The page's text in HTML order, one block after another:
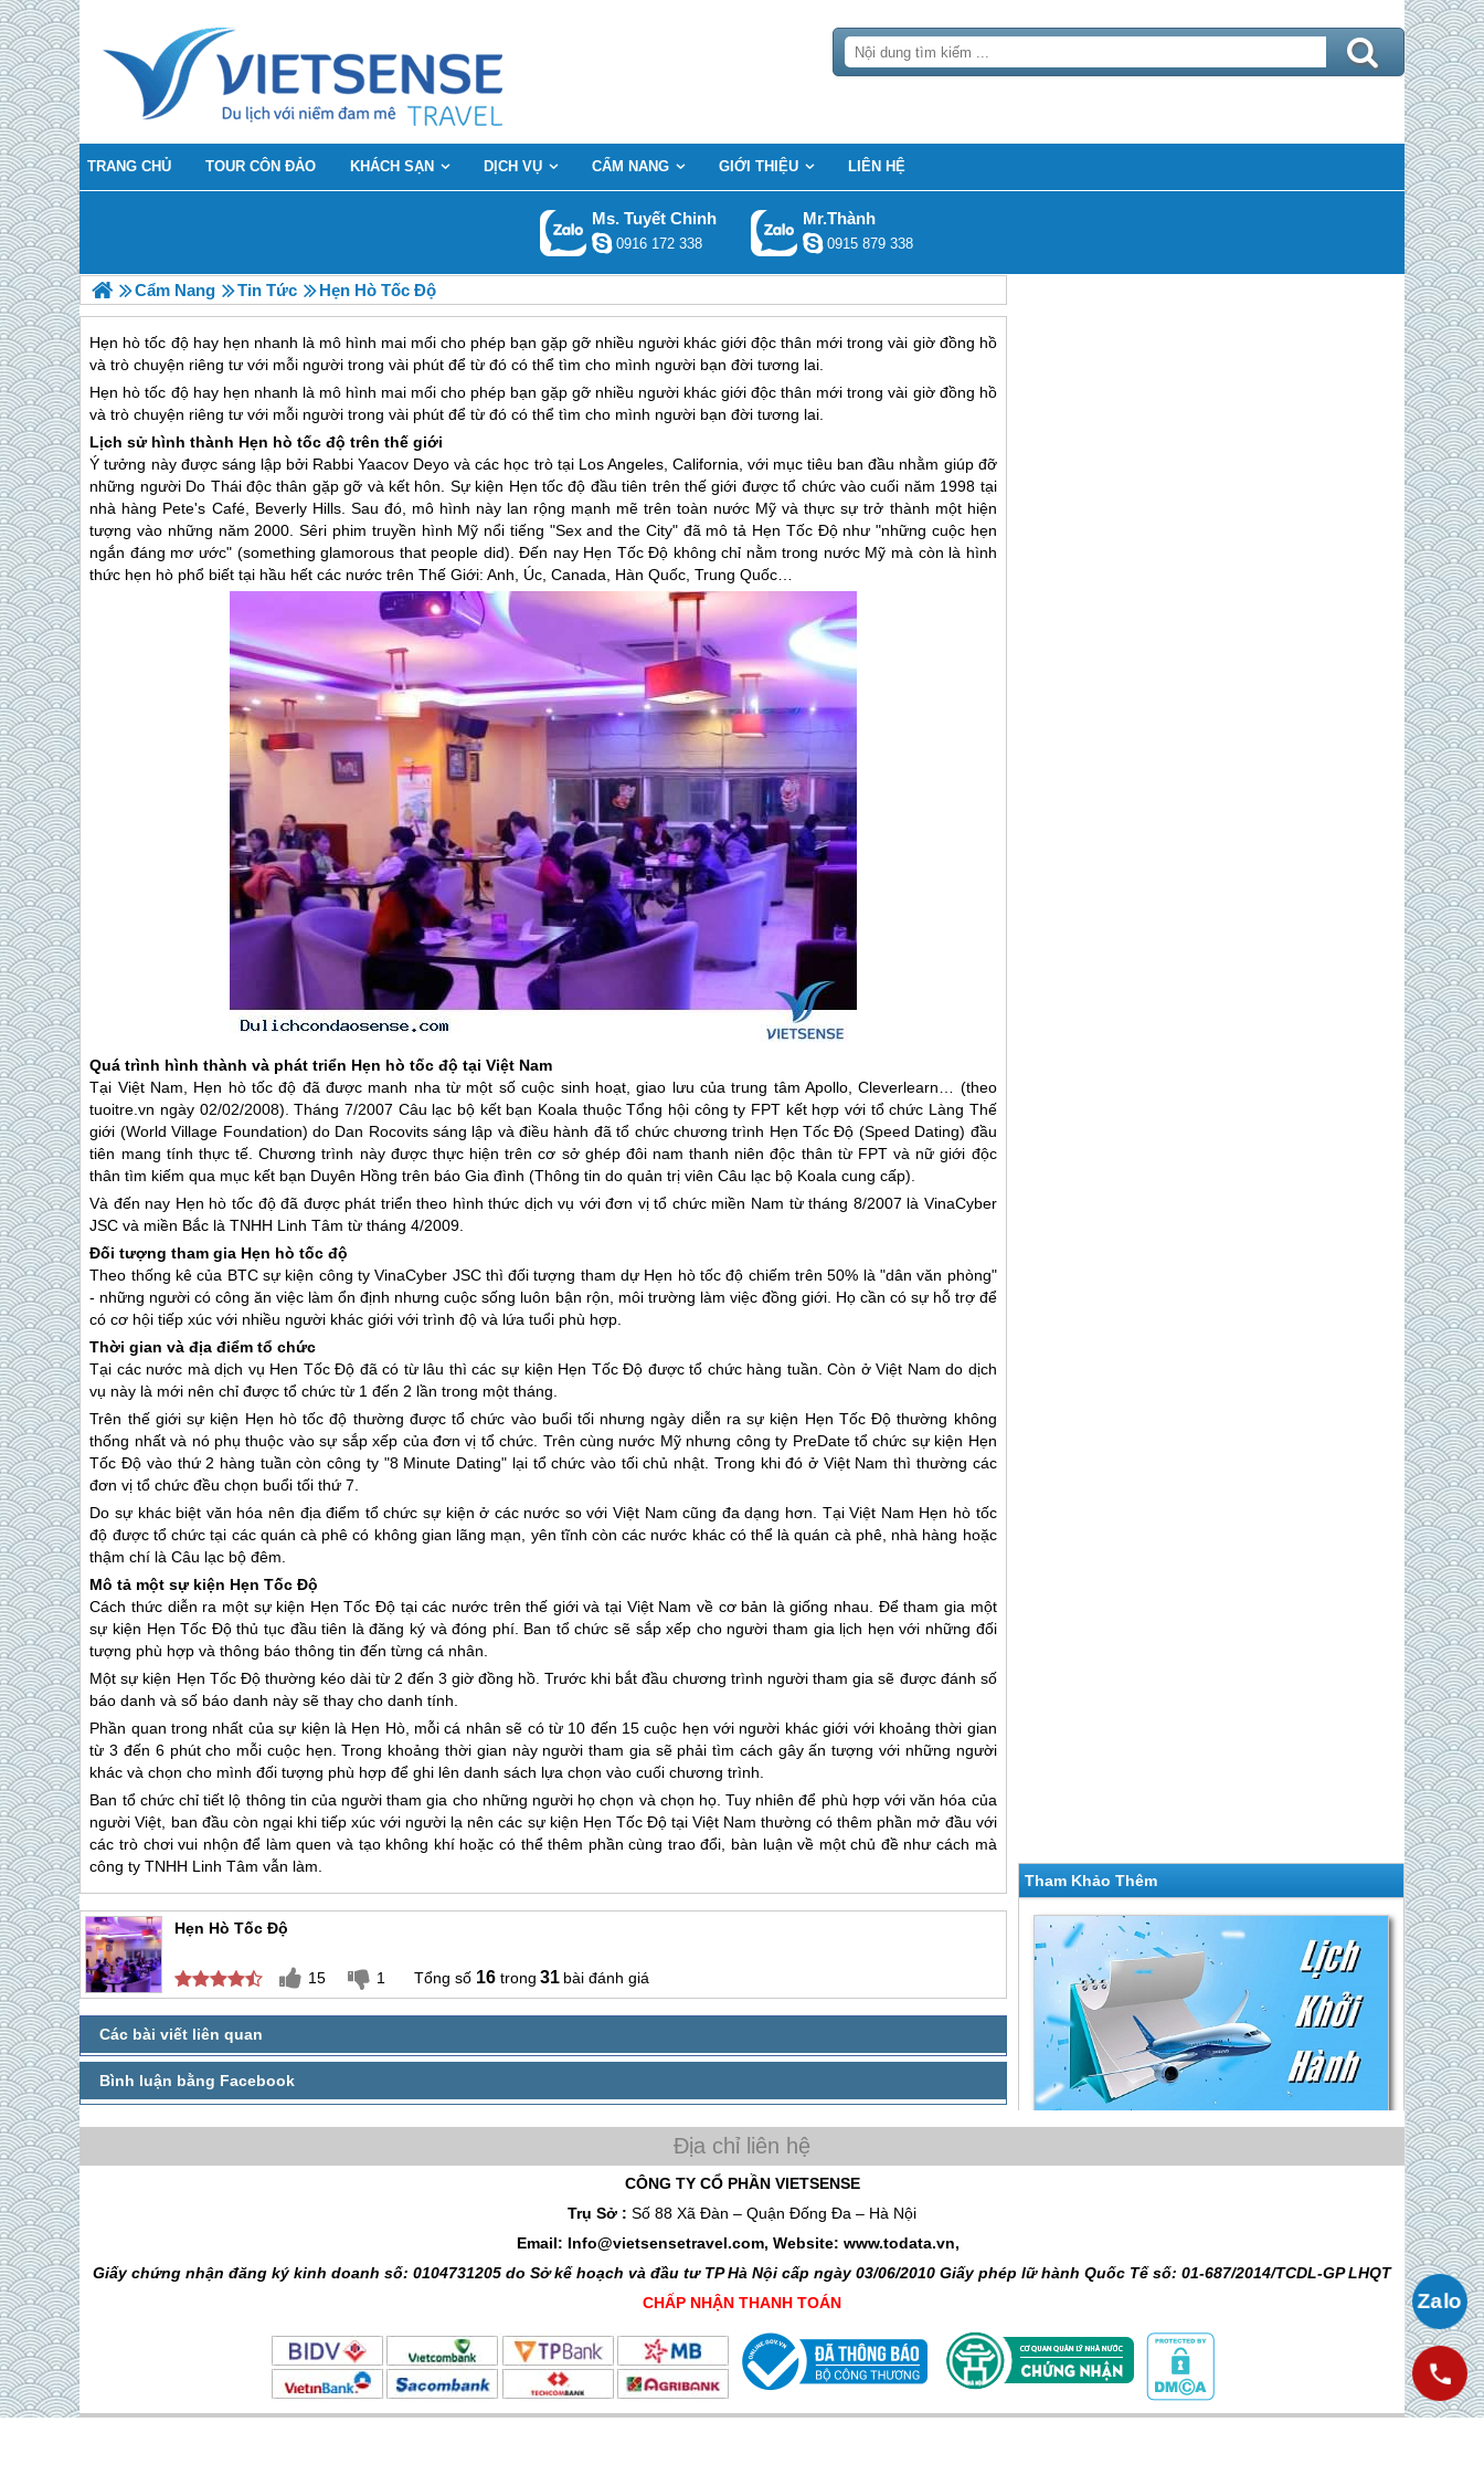
TRANG CHỦ TOUR CÔN ĐẢO KHÁCH SẠN DỊCH VỤ CẨM NANG GIỚI THIỆU LIÊN HỆ
Ms. Tuyết Chinh
0916 172 338
Mr.Thành
0915 879 338
Tham Khảo Thêm
Bảng Giá Và Lịch Khởi Hành
Yến - Miếu Cậu - Bãi Đầm Trầu | Từ
Giá 5,990,000 VNĐ
Bảo Tàng Côn Đảo - Dinh Chúa Đảo
- Nghĩa Trang Hàng Dương - Chùa
Núi Một | 2 Ngày 1 Đêm Từ Hồ Chí
Minh
Cẩm Nang Tin Tức Hẹn Hò Tốc Độ
Hẹn hò tốc độ hay hẹn nhanh là mô hình mai mối cho phép bạn gặp gỡ nhiều người khác giới độc thân mới trong vài giờ đồng hồ
và trò chuyện riêng tư với mỗi người trong vài phút để từ đó có thể tìm cho mình người bạn đời tương lai.
Hẹn hò tốc độ hay hẹn nhanh là mô hình mai mối cho phép bạn gặp gỡ nhiều người khác giới độc thân mới trong vài giờ đồng hồ
và trò chuyện riêng tư với mỗi người trong vài phút để từ đó có thể tìm cho mình người bạn đời tương lai.
Lịch sử hình thành Hẹn hò tốc độ trên thế giới
Ý tưởng này được sáng lập bởi Rabbi Yaacov Deyo và các học trò tại Los Angeles, California, với mục tiêu ban đầu nhằm giúp đỡ
những người Do Thái độc thân gặp gỡ và kết hôn. Sự kiện Hẹn tốc độ đầu tiên trên thế giới được tổ chức vào cuối năm 1998 tại
nhà hàng Pete's Café, Beverly Hills. Sau đó, mô hình này lan rộng mạnh mẽ trên toàn nước Mỹ và thực sự trở thành một hiện
tượng vào những năm 2000. Sêri phim truyền hình Mỹ nổi tiếng "Sex and the City" đã mô tả Hẹn Tốc Độ như "những cuộc hẹn
ngắn đáng mơ ước" (something glamorous that people did). Đến nay Hẹn Tốc Độ không chỉ nằm trong nước Mỹ mà còn là hình
thức hẹn hò phổ biết tại hầu hết các nước trên Thế Giới: Anh, Úc, Canada, Hàn Quốc, Trung Quốc…
Quá trình hình thành và phát triển Hẹn hò tốc độ tại Việt Nam
Tại Việt Nam, Hẹn hò tốc độ đã được manh nha từ một số cuộc sinh hoạt, giao lưu của trung tâm Apollo, Cleverlearn… (theo
tuoitre.vn ngày 02/02/2008). Tháng 7/2007 Câu lạc bộ kết bạn Koala thuộc Tổng hội công ty FPT kết hợp với tổ chức Làng Thế
giới (World Village Foundation) do Dan Rocovits sáng lập và điều hành đã tổ chức chương trình Hẹn Tốc Độ (Speed Dating) đầu
tiên mang tính thực tế. Chương trình này được thực hiện trên cơ sở ghép đôi nam thanh niên độc thân từ FPT và nữ giới độc
thân tìm kiếm qua mục kết bạn Duyên Hồng trên báo Gia đình (Thông tin do quản trị viên Câu lạc bộ Koala cung cấp).
Và đến nay Hẹn hò tốc độ đã được phát triển theo hình thức dịch vụ với đơn vị tổ chức miền Nam từ tháng 8/2007 là VinaCyber
JSC và miền Bắc là TNHH Linh Tâm từ tháng 4/2009.
Đối tượng tham gia Hẹn hò tốc độ
Theo thống kê của BTC sự kiện công ty VinaCyber JSC thì đối tượng tham dự Hẹn hò tốc độ chiếm trên 50% là "dân văn phòng"
- những người có công ăn việc làm ổn định nhưng cuộc sống luôn bận rộn, môi trường làm việc đồng giới. Họ cần có sự hỗ trợ để
có cơ hội tiếp xúc với nhiều người khác giới với trình độ và lứa tuổi phù hợp.
Thời gian và địa điểm tổ chức
Tại các nước mà dịch vụ Hen Tốc Độ đã có từ lâu thì các sự kiện Hẹn Tốc Độ được tổ chức hàng tuần. Còn ở Việt Nam do dịch
vụ này là mới nên chỉ được tổ chức từ 1 đến 2 lần trong một tháng.
Trên thế giới sự kiện Hẹn hò tốc độ thường được tổ chức vào buổi tối nhưng ngày diễn ra sự kiện Hẹn Tốc Độ thường không
thống nhất và nó phụ thuộc vào sự sắp xếp của đơn vị tổ chức. Trên cùng nước Mỹ nhưng công ty PreDate tổ chức sự kiện Hẹn
Tốc Độ vào thứ 2 hàng tuần còn công ty "8 Minute Dating" lại tổ chức vào tối chủ nhật. Trong khi đó ở Việt Nam thì thường các
đơn vị tổ chức đều chọn buổi tối thứ 7.
Do sự khác biệt văn hóa nên địa điểm tổ chức sự kiện ở các nước so với Việt Nam cũng đa dạng hơn. Tại Việt Nam Hẹn hò tốc
độ được tổ chức tại các quán cà phê có không gian lãng mạn, yên tĩnh còn các nước khác có thể là quán cà phê, nhà hàng hoặc
thậm chí là Câu lạc bộ đêm.
Mô tả một sự kiện Hẹn Tốc Độ
Cách thức diễn ra một sự kiện Hẹn Tốc Độ tại các nước trên thế giới và tại Việt Nam về cơ bản là giống nhau. Để tham gia một
sự kiện Hẹn Tốc Độ thủ tục đầu tiên là đăng ký và đóng phí. Ban tổ chức sẽ sắp xếp cho người tham gia lịch hẹn với những đối
tượng phù hợp và thông báo thông tin đến từng cá nhân.
Một sự kiện Hẹn Tốc Độ thường kéo dài từ 2 đến 3 giờ đồng hồ. Trước khi bắt đầu chương trình người tham gia sẽ được đánh số
báo danh và số báo danh này sẽ thay cho danh tính.
Phần quan trong nhất của sự kiện là Hẹn Hò, mỗi cá nhân sẽ có từ 10 đến 15 cuộc hẹn với người khác giới với khoảng thời gian
từ 3 đến 6 phút cho mỗi cuộc hẹn. Trong khoảng thời gian này người tham gia sẽ phải tìm cách gây ấn tượng với những người
khác và chọn cho mình đối tượng phù hợp để ghi lên danh sách lựa chọn vào cuối chương trình.
Ban tổ chức chỉ tiết lộ thông tin của người tham gia cho những người họ chọn và chọn họ. Tuy nhiên để phù hợp với văn hóa của
người Việt, ban đầu còn ngại khi tiếp xúc với người lạ nên các sự kiện Hẹn Tốc Độ tại Việt Nam thường có thêm phần mở đầu với
các trò chơi vui nhộn để làm quen và tạo không khí hoặc có thể thêm phần cùng trao đổi, bàn luận về một chủ đề như cách mà
công ty TNHH Linh Tâm vẫn làm.
Hẹn Hò Tốc Độ
15 1 16 31 bài đánh giá
CÔNG TY CỔ PHẦN VIETSENSE
Trụ Sở : Số 88 Xã Đàn – Quận Đống Đa – Hà Nội
Email: Info@vietsensetravel.com, Website: www.todata.vn,
Giấy chứng nhận đăng ký kinh doanh số: 0104731205 do Sở kế hoạch và đầu tư TP Hà Nội cấp ngày 03/06/2010 Giấy phép lữ hành Quốc Tế số: 01-687/2014/TCDL-GP LHQT
CHẤP NHẬN THANH TOÁN